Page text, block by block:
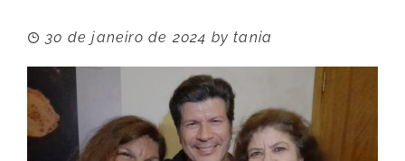
30 de janeiro de 2024 bytania